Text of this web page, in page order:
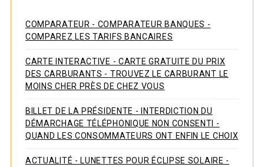
COMPARATEUR - COMPARATEUR BANQUES -
COMPAREZ LES TARIFS BANCAIRES
CARTE INTERACTIVE - CARTE GRATUITE DU PRIX
DES CARBURANTS - TROUVEZ LE CARBURANT LE
MOINS CHER PRÈS DE CHEZ VOUS
BILLET DE LA PRÉSIDENTE - INTERDICTION DU
DÉMARCHAGE TÉLÉPHONIQUE NON CONSENTI -
QUAND LES CONSOMMATEURS ONT ENFIN LE CHOIX
ACTUALITÉ - LUNETTES POUR ÉCLIPSE SOLAIRE -